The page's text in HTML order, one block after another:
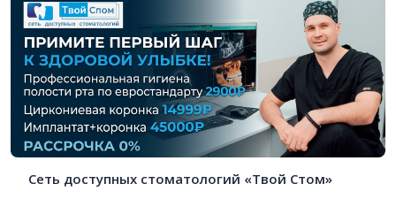
Сеть доступных стоматологий «Твой Стом»